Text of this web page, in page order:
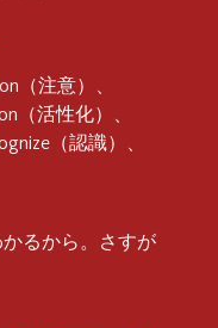
（注意）、
（活性化）、
（認識）、
るから。さすが